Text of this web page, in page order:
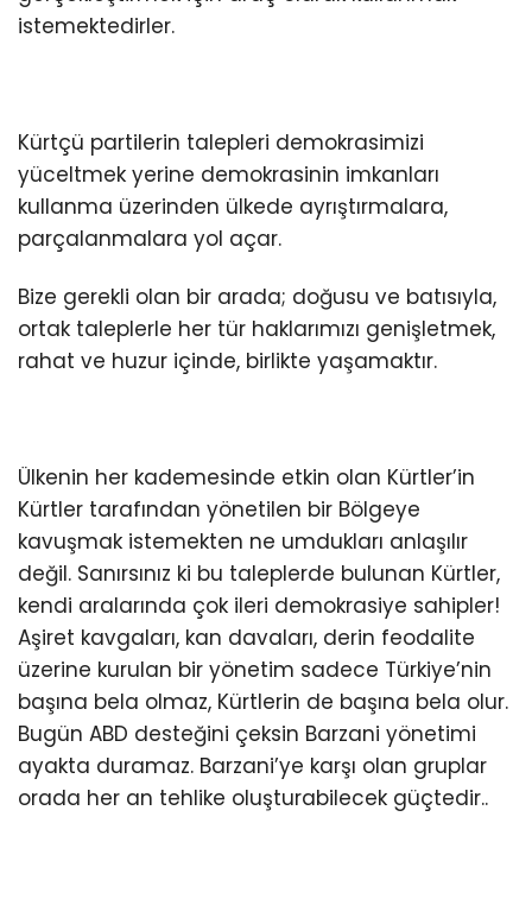
istemektedirler.
Kürtçü partilerin talepleri demokrasimizi
yüceltmek yerine demokrasinin imkanları
kullanma üzerinden ülkede ayrıştırmalara,
parçalanmalara yol açar.
Bize gerekli olan bir arada; doğusu ve batısıyla,
ortak taleplerle her tür haklarımızı genişletmek,
rahat ve huzur içinde, birlikte yaşamaktır.
Ülkenin her kademesinde etkin olan Kürtler’in
Kürtler tarafından yönetilen bir Bölgeye
kavuşmak istemekten ne umdukları anlaşılır
değil. Sanırsınız ki bu taleplerde bulunan Kürtler,
kendi aralarında çok ileri demokrasiye sahipler!
Aşiret kavgaları, kan davaları, derin feodalite
üzerine kurulan bir yönetim sadece Türkiye’nin
başına bela olmaz, Kürtlerin de başına bela olur.
Bugün ABD desteğini çeksin Barzani yönetimi
ayakta duramaz. Barzani’ye karşı olan gruplar
orada her an tehlike oluşturabilecek güçtedir..